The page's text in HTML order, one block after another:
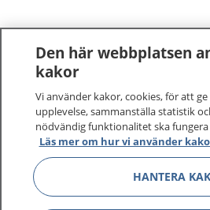
1177 –tryggt om din
På 1177.se får du råd om hälsa
sjukdomar och vilka
Logga in för att läsa din journal
vårdärenden. Ring
sjukvårdsrådgivning dygnet runt.
Den här webbplatsen
kakor
Vi använder kakor, cookies, för att
upplevelse, sammanställa statistik
nödvändig funktionalitet ska
Läs mer om hur vi använder
HANTERA